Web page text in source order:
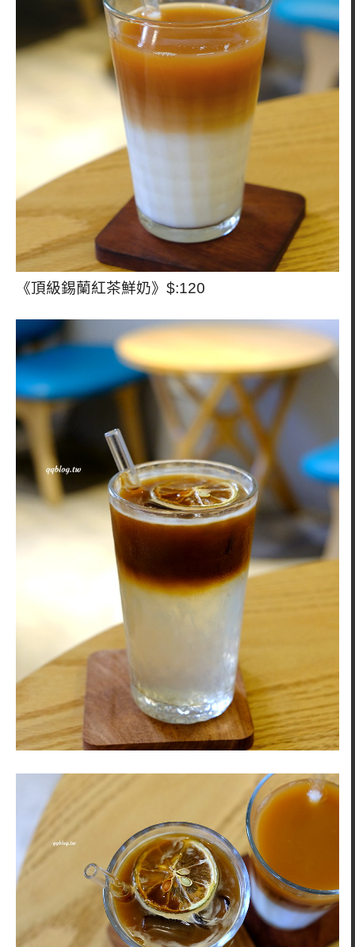
《頂級錫蘭紅茶鮮奶》$:120